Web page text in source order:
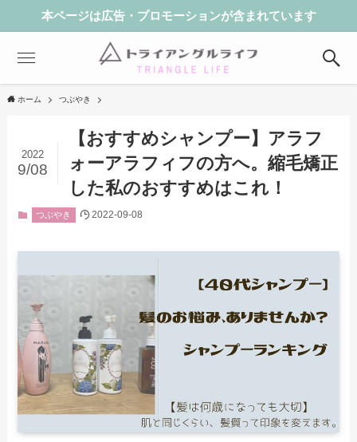
本ページは広告・プロモーションが含まれています
ホーム つぶやき
【おすすめシャンプー】アラフ
ォーアラフィフの方へ。縮毛矯正
した私のおすすめはこれ！
2022
9/08
つぶやき 2022-09-08